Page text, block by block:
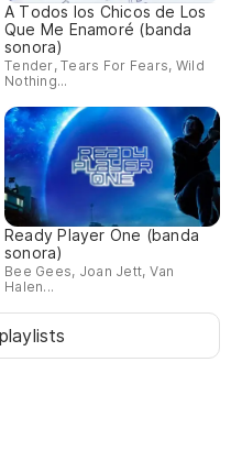
A Todos los Chicos de Los
Que Me Enamoré (banda
sonora)
Tender, Tears For Fears, Wild
Nothing...
Ready Player One (banda
sonora)
Bee Gees, Joan Jett, Van
Halen...